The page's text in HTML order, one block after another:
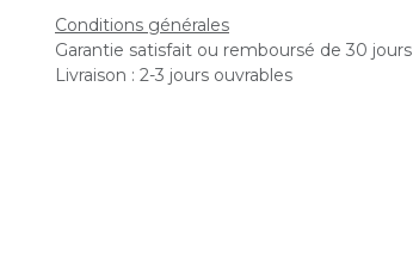
Conditions générales
Garantie satisfait ou remboursé de 30 jours
Livraison : 2-3 jours ouvrables